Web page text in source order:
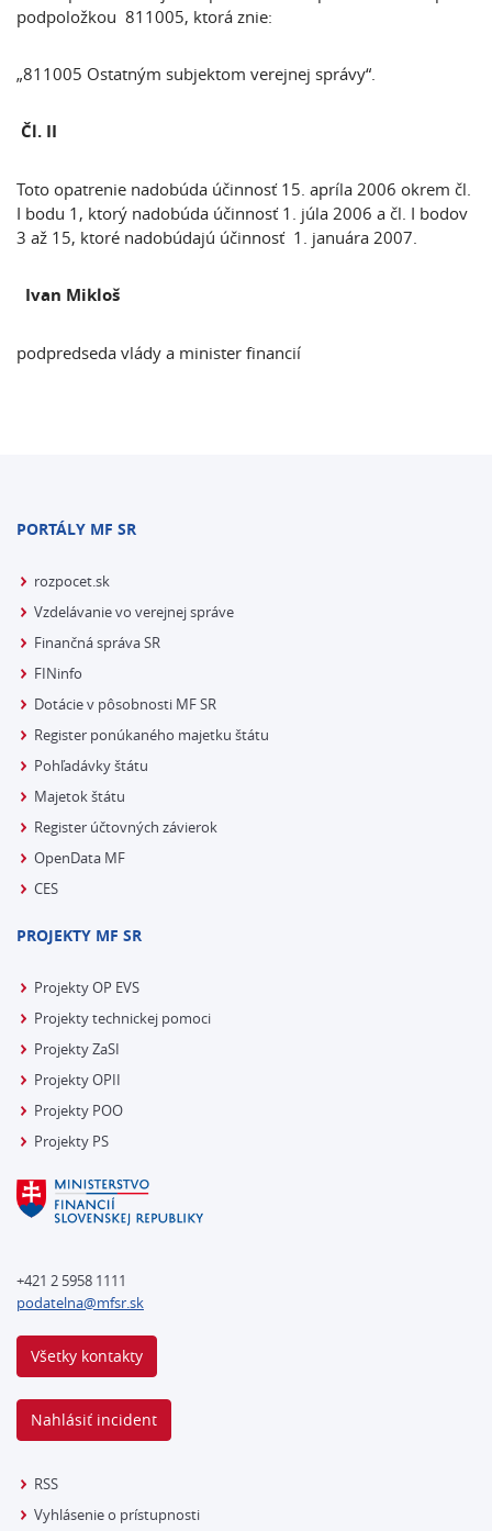
podpoložkou 811005, ktorá znie:
„811005 Ostatným subjektom verejnej správy“.
Čl. II
Toto opatrenie nadobúda účinnosť 15. apríla 2006 okrem čl.
I bodu 1, ktorý nadobúda účinnosť 1. júla 2006 a čl. I bodov
3 až 15, ktoré nadobúdajú účinnosť 1. januára 2007.
Ivan Mikloš
podpredseda vlády a minister financií
PORTÁLY MF SR
rozpocet.sk
Vzdelávanie vo verejnej správe
Finančná správa SR
FINinfo
Dotácie v pôsobnosti MF SR
Register ponúkaného majetku štátu
Pohľadávky štátu
Majetok štátu
Register účtovných závierok
OpenData MF
CES
PROJEKTY MF SR
Projekty OP EVS
Projekty technickej pomoci
Projekty ZaSI
Projekty OPII
Projekty POO
Projekty PS
+421 2 5958 1111
podatelna@mfsr.sk
Všetky kontakty
Nahlásiť incident
RSS
Vyhlásenie o prístupnosti